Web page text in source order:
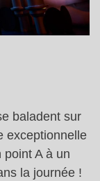
baladent sur
exceptionnelle
point A à un
la journée !